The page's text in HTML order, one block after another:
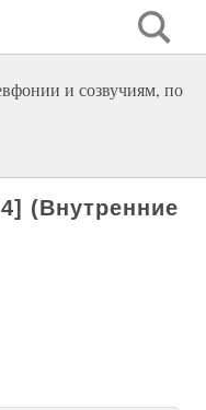
и созвучиям, по
(Внутренние